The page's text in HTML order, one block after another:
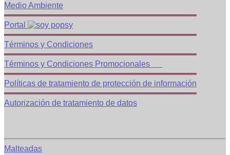
Medio Ambiente
Portal
Términos y Condiciones
Términos y Condiciones Promocionales
Políticas de tratamiento de protección de información
Autorización de tratamiento de datos
Malteadas